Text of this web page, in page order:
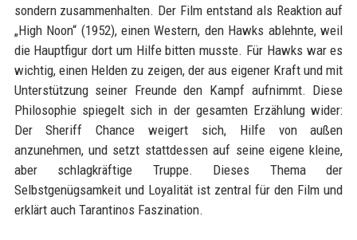
sondern zusammenhalten. Der Film entstand als Reaktion auf
„High Noon“ (1952), einen Western, den Hawks ablehnte, weil
die Hauptfigur dort um Hilfe bitten musste. Für Hawks war es
wichtig, einen Helden zu zeigen, der aus eigener Kraft und mit
Unterstützung seiner Freunde den Kampf aufnimmt. Diese
Philosophie spiegelt sich in der gesamten Erzählung wider:
Der Sheriff Chance weigert sich, Hilfe von außen
anzunehmen, und setzt stattdessen auf seine eigene kleine,
aber schlagkräftige Truppe. Dieses Thema der
Selbstgenügsamkeit und Loyalität ist zentral für den Film und
erklärt auch Tarantinos Faszination.